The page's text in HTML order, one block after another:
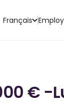
Français
€ -